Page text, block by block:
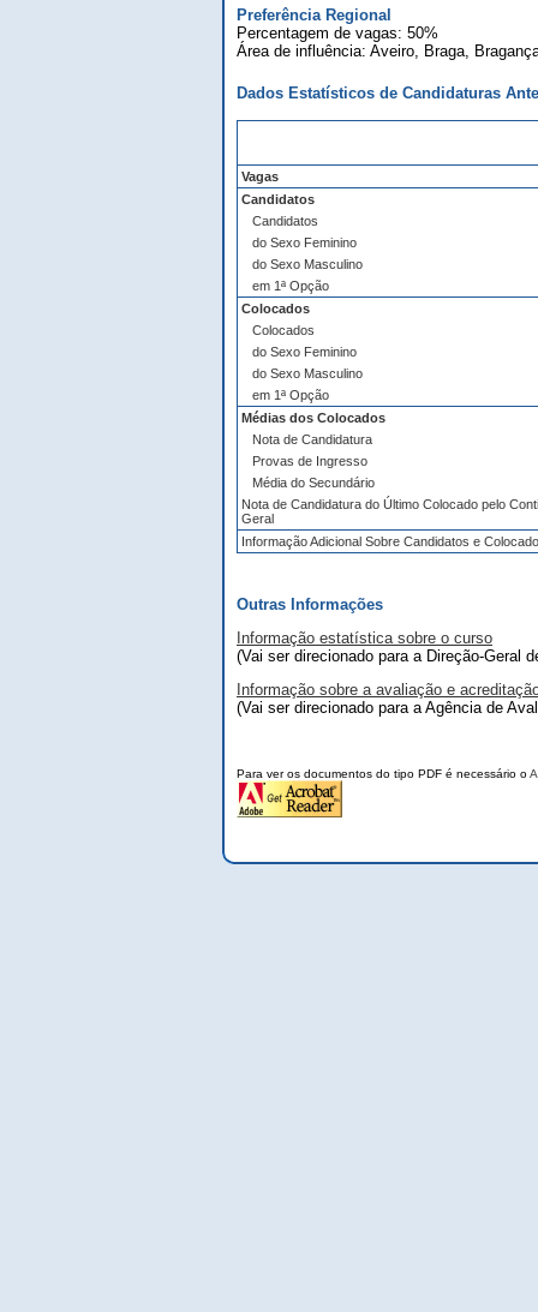
Preferência Regional
Percentagem de vagas: 50%
Área de influência: Aveiro, Braga,
Dados Estatísticos de Candidaturas
Vagas
Candidatos
Candidatos
do Sexo Feminino
do Sexo Masculino
em 1ª Opção
Colocados
Colocados
do Sexo Feminino
do Sexo Masculino
em 1ª Opção
Médias dos Colocados
Nota de Candidatura
Provas de Ingresso
Média do Secundário
Nota de Candidatura do Último Colocado pelo
Geral
Informação Adicional Sobre Candidatos e
Outras Informações
Informação estatística sobre o curso
(Vai ser direcionado para a Direção-Geral
Informação sobre a avaliação e
(Vai ser direcionado para a Agência de
Para ver os documentos do tipo PDF é necessário o